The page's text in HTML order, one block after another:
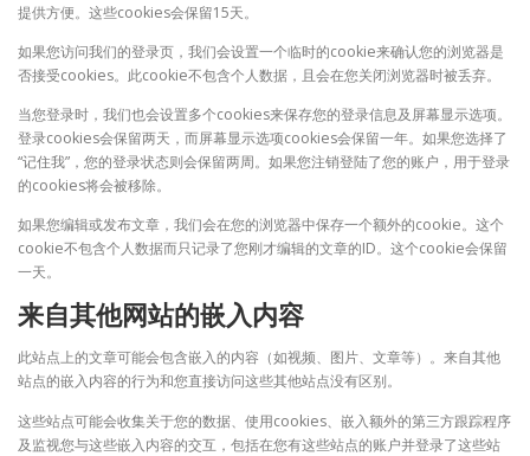
提供方便。这些cookies会保留15天。
如果您访问我们的登录页，我们会设置一个临时的cookie来确认您的浏览器是
否接受cookies。此cookie不包含个人数据，且会在您关闭浏览器时被丢弃。
当您登录时，我们也会设置多个cookies来保存您的登录信息及屏幕显示选项。
登录cookies会保留两天，而屏幕显示选项cookies会保留一年。如果您选择了
“记住我”，您的登录状态则会保留两周。如果您注销登陆了您的账户，用于登录
的cookies将会被移除。
如果您编辑或发布文章，我们会在您的浏览器中保存一个额外的cookie。这个
cookie不包含个人数据而只记录了您刚才编辑的文章的ID。这个cookie会保留
一天。
来自其他网站的嵌入内容
此站点上的文章可能会包含嵌入的内容（如视频、图片、文章等）。来自其他
站点的嵌入内容的行为和您直接访问这些其他站点没有区别。
这些站点可能会收集关于您的数据、使用cookies、嵌入额外的第三方跟踪程序
及监视您与这些嵌入内容的交互，包括在您有这些站点的账户并登录了这些站